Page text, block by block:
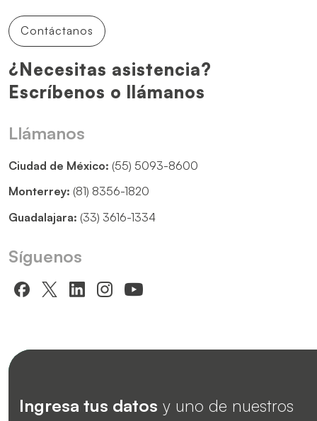
Contáctanos
¿Necesitas asistencia?
Escríbenos o llámanos
Llámanos
Ciudad de México: (55) 5093-8600
Monterrey: (81) 8356-1820
Guadalajara: (33) 3616-1334
Síguenos
Ingresa tus datos y uno de nuestros